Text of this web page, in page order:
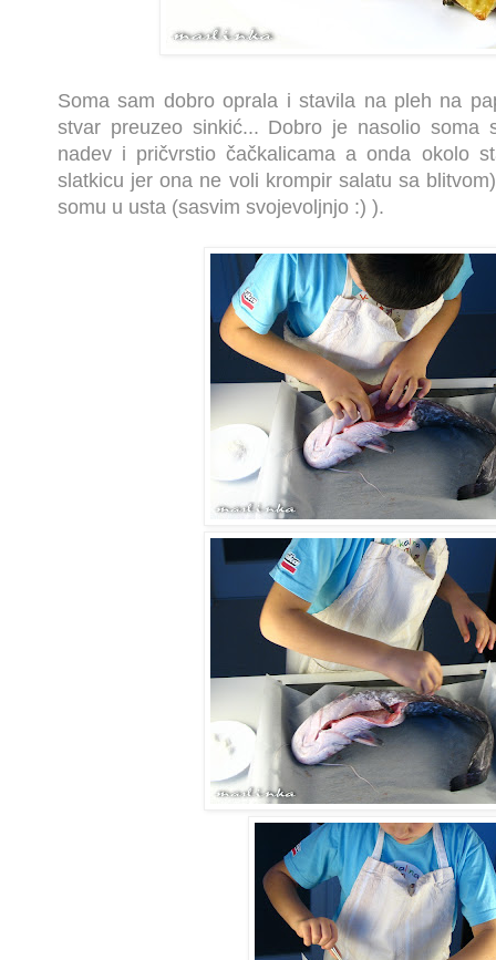
Soma sam dobro oprala i stavila na pleh na
stvar preuzeo sinkić... Dobro je nasolio soma
nadev i pričvrstio čačkalicama a onda okolo
slatkicu jer ona ne voli krompir salatu sa
somu u usta (sasvim svojevoljnjo :) ).